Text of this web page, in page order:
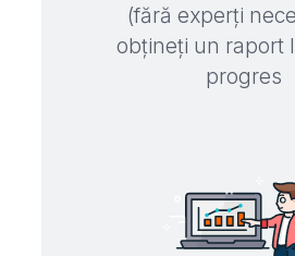
(fără experți
obțineți un raport
progres